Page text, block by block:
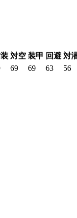
対空 装甲 回避 対
69 69 63 56